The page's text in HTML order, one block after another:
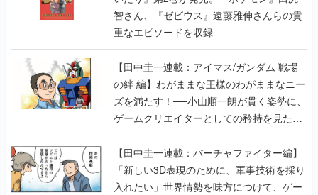
智さん、『ゼビウス』遠藤雅伸さんらの貴
重なエピソードを収録
【田中圭一連載：アイマス/ガンダム 戦場
の絆 編】わがままな王様のわがままなニー
ズを満たす！──小山順一朗が貫く姿勢に、
ゲームクリエイターとしての矜持を見た
【若ゲのいたり最終回】
【田中圭一連載：バーチャファイター編】
「新しい3D表現のために、軍事技術を採り
入れたい」世界情勢を味方につけて、ゲー